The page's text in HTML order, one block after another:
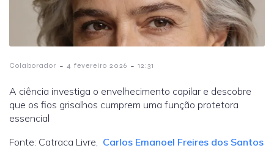
Colaborador - 4 fevereiro 2026 - 12:31
A ciência investiga o envelhecimento capilar e descobre
que os fios grisalhos cumprem uma função protetora
essencial
Fonte: Catraca Livre, Carlos Emanoel Freires dos Santos